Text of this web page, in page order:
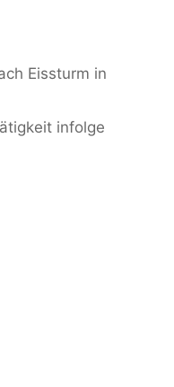
Eissturm in
infolge